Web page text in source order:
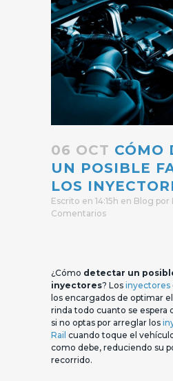
06 OCT CÓMO
UN POSIBLE
LOS
Escrito en 14:15h en Blog por
Comentarios
¿Cómo detectar un
inyectores? Los inyectores
los encargados de optimar
rinda todo cuanto se espera
si no optas por arreglar los
Rail cuando toque el
como debe, reduciendo su
recorrido.